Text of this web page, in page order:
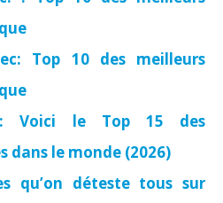
Top 10 des meilleurs
: Voici le Top 15 des
dans le monde (2026)
qu’on déteste tous sur